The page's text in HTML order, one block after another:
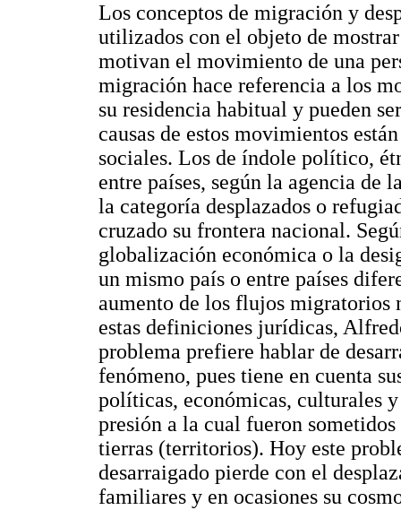
Los conceptos de migración y
utilizados con el objeto de
motivan el movimiento de una
migración hace referencia a los
su residencia habitual y pueden
causas de estos movimientos
sociales. Los de índole político,
entre países, según la agencia de
la categoría desplazados o
cruzado su frontera nacional.
globalización económica o la
un mismo país o entre países
aumento de los flujos migratorios
estas definiciones jurídicas,
problema prefiere hablar de
fenómeno, pues tiene en cuenta
políticas, económicas, culturales
presión a la cual fueron sometidos
tierras (territorios). Hoy este
desarraigado pierde con el
familiares y en ocasiones su